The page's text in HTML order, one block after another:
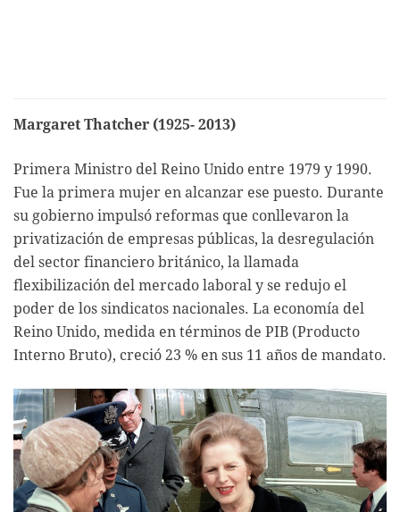
Margaret Thatcher (1925- 2013)
Primera Ministro del Reino Unido entre 1979 y 1990.
Fue la primera mujer en alcanzar ese puesto. Durante
su gobierno impulsó reformas que conllevaron la
privatización de empresas públicas, la desregulación
del sector financiero británico, la llamada
flexibilización del mercado laboral y se redujo el
poder de los sindicatos nacionales. La economía del
Reino Unido, medida en términos de PIB (Producto
Interno Bruto), creció 23 % en sus 11 años de mandato.